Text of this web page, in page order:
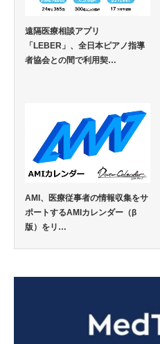
遠隔医療相談アプリ
「LEBER」、全日本ピアノ指導
者協会との間で利用契…
AMI、医療従事者の情報収集をサ
ポートするAMIカレンダー（β
版）をリ…